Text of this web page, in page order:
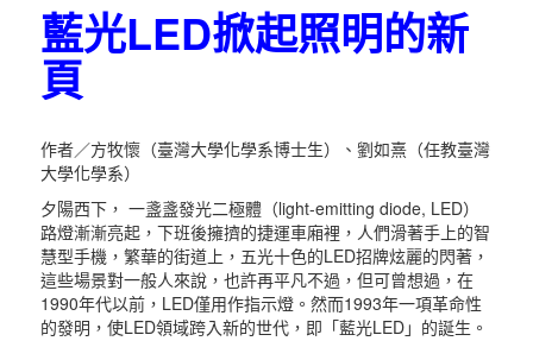
藍光LED掀起照明的新
頁
作者／方牧懷（臺灣大學化學系博士生）、劉如熹（任教臺灣
大學化學系）
夕陽西下， 一盞盞發光二極體（light-emitting diode, LED）
路燈漸漸亮起，下班後擁擠的捷運車廂裡，人們滑著手上的智
慧型手機，繁華的街道上，五光十色的LED招牌炫麗的閃著，
這些場景對一般人來說，也許再平凡不過，但可曾想過，在
1990年代以前，LED僅用作指示燈。然而1993年一項革命性
的發明，使LED領域跨入新的世代，即「藍光LED」的誕生。